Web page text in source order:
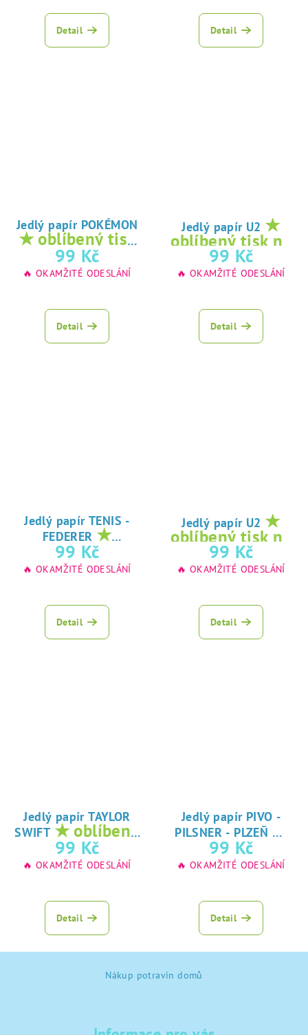
Detail Detail
Jedlý papír POKÉMON
★ oblíbený tisk
na jedlý papír
99 Kč
🔥 OKAMŽITÉ ODESLÁNÍ
Detail
Jedlý papír U2 ★
oblíbený tisk na
jedlý papír
99 Kč
🔥 OKAMŽITÉ ODESLÁNÍ
Detail
Jedlý papír TENIS -
FEDERER ★
oblíbený tisk na
jedlý papír
99 Kč
🔥 OKAMŽITÉ ODESLÁNÍ
Detail
Jedlý papír U2 ★
oblíbený tisk na
jedlý papír
99 Kč
🔥 OKAMŽITÉ ODESLÁNÍ
Detail
Jedlý papír TAYLOR
SWIFT ★ oblíbený
tisk na jedlý
papír
99 Kč
🔥 OKAMŽITÉ ODESLÁNÍ
Detail
Jedlý papír PIVO -
PILSNER - PLZEŇ ★
oblíbený tisk na
jedlý papír
99 Kč
🔥 OKAMŽITÉ ODESLÁNÍ
Detail
Nákup potravin domů